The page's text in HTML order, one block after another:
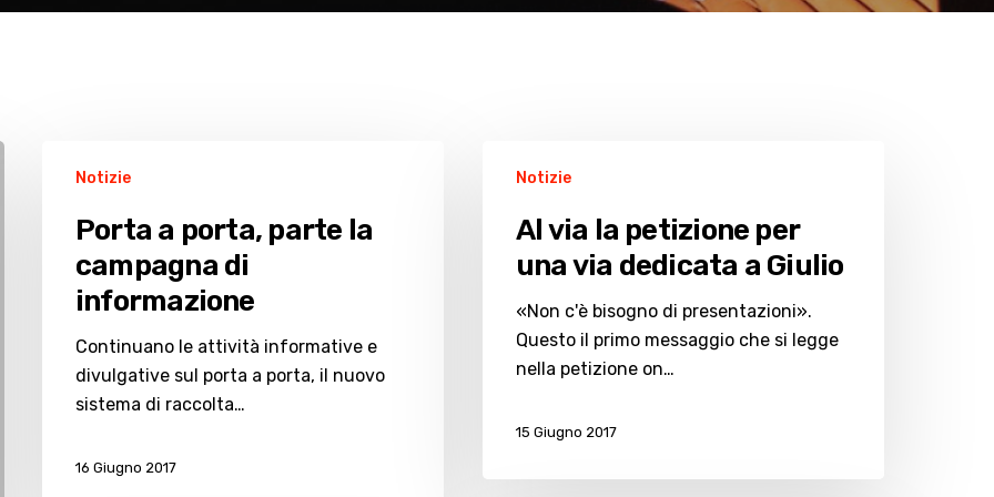
parte
campagna
informazione
Notizie
Porta a porta, parte la
campagna di
informazione
Continuano le attività informative e
divulgative sul porta a porta, il nuovo
sistema di raccolta…
16 Giugno 2017
petizione
Notizie
Al via la petizione per
una via dedicata a Giulio
«Non c'è bisogno di presentazioni».
Questo il primo messaggio che si legge
nella petizione on…
15 Giugno 2017